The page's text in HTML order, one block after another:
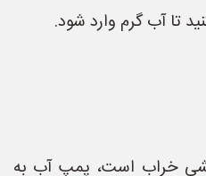
تا آب گرم وارد شود.
خراب است، پمپ آب به